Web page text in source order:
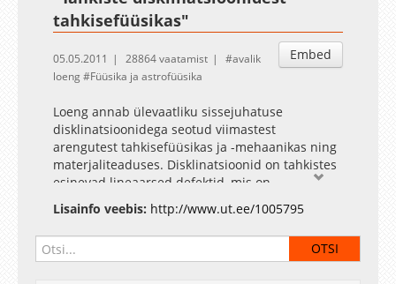
tahkisefüüsikas"
Embed
05.05.2011 28864 vaatamist
avalik
loeng
Füüsika ja astrofüüsika
Loeng annab ülevaatliku sissejuhatuse
disklinatsioonidega seotud viimastest
arengutest tahkisefüüsikas ja -mehaanikas ning
materjaliteaduses. Disklinatsioonid on tahkistes
esinevad lineaarsed defektid, mis on
kirjeldatavad teatavate singulaarsusallikatena
defektidega seotud nihete ja rotatsioonide
väljades. Loeng keskendub disklinatsioonide
omadustele ja põhikontseptsioonidele, kuidas
Lisainfo veebis: http://www.ut.ee/1005795